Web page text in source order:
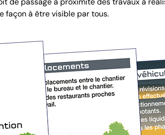
façon à être visible par tous.